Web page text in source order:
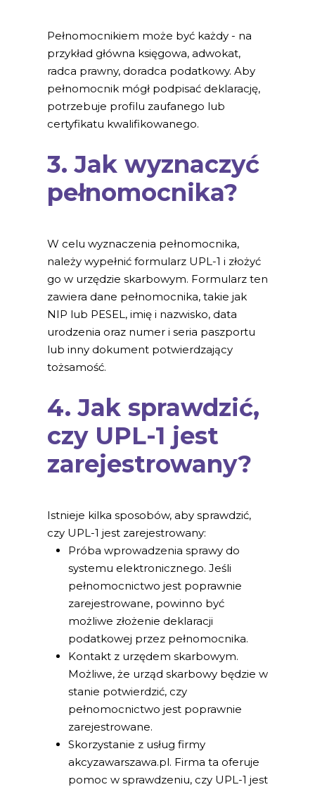
Pełnomocnikiem może być każdy - na
przykład główna księgowa, adwokat,
radca prawny, doradca podatkowy. Aby
pełnomocnik mógł podpisać deklarację,
potrzebuje profilu zaufanego lub
certyfikatu kwalifikowanego.
3. Jak wyznaczyć
pełnomocnika?
W celu wyznaczenia pełnomocnika,
należy wypełnić formularz UPL-1 i złożyć
go w urzędzie skarbowym. Formularz ten
zawiera dane pełnomocnika, takie jak
NIP lub PESEL, imię i nazwisko, data
urodzenia oraz numer i seria paszportu
lub inny dokument potwierdzający
tożsamość.
4. Jak sprawdzić,
czy UPL-1 jest
zarejestrowany?
Istnieje kilka sposobów, aby sprawdzić,
czy UPL-1 jest zarejestrowany:
Próba wprowadzenia sprawy do
systemu elektronicznego. Jeśli
pełnomocnictwo jest poprawnie
zarejestrowane, powinno być
możliwe złożenie deklaracji
podatkowej przez pełnomocnika.
Kontakt z urzędem skarbowym.
Możliwe, że urząd skarbowy będzie w
stanie potwierdzić, czy
pełnomocnictwo jest poprawnie
zarejestrowane.
Skorzystanie z usług firmy
akcyzawarszawa.pl. Firma ta oferuje
pomoc w sprawdzeniu, czy UPL-1 jest